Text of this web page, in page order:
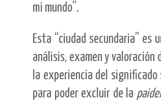
mi mundo”.
Esta “ciudad secundaria”
análisis, examen y
la experiencia del
para poder excluir de la